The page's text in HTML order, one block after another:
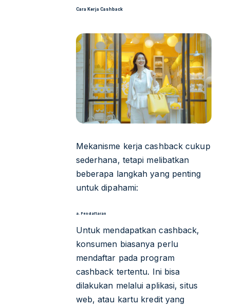
Cara Kerja Cashback
Mekanisme kerja cashback cukup
sederhana, tetapi melibatkan
beberapa langkah yang penting
untuk dipahami:
a. Pendaftaran
Untuk mendapatkan cashback,
konsumen biasanya perlu
mendaftar pada program
cashback tertentu. Ini bisa
dilakukan melalui aplikasi, situs
web, atau kartu kredit yang